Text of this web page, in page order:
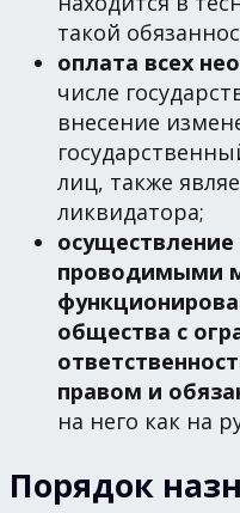
такой
оплата всех
числе
внесение
лиц, также
ликвидатора;
проводимыми
общества с
правом и
на него как на
Порядок